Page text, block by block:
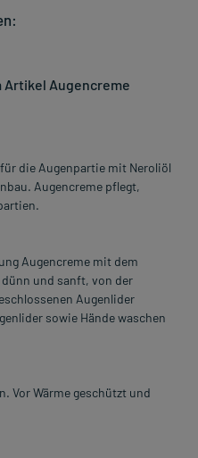
Artikel Augencreme
die Augenpartie mit Neroliöl
Augencreme pflegt,
Augencreme mit dem
und sanft, von der
Augenlider
sowie Hände waschen
Vor Wärme geschützt und